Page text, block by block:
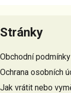
á
p
a
t
í
Stránky
Obchodní podmínky
Ochrana osobních
Jak vrátit nebo